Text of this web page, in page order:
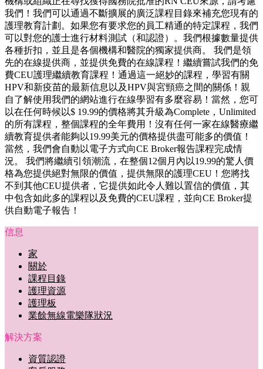
我們！我們可以通過不斷擴展的廣泛課程目錄來補充您現有的
護理教育計劃。如果您有要求您的員工精通的特定課程，我們
可以對您的護士進行材料測試（和認證）。我們根據數量提供
各種折扣，並且是各個機構和醫院的獨家提供商。 我們是領
先的在線提供商，並提供免費的在線課程！繼續嘗試我們的免
費CEU護理繼續教育課程！通過這一絕妙的課程，學習有關
HPV和新疫苗的最新信息以及HPV與宮頸癌之間的關係！親
自了解使用我們的網站進行在線學習有多麼容易！當然，您可
以在任何時候以$ 19.99的價格將其升級為Complete，Unlimited
的所有課程，整個課程的全年費用！沒有任何一家在線醫療繼
續教育提供者能夠以19.99美元的價格提供盡可能多的價值！
當然，我們會自動以電子方式向CE Broker報告課程完成情
況。 我們將繼續引領潮流，在整個12個月內以19.99的驚人價
格為您提供絕對無限的價值，提供無限的護理CEU！您將找
不到其他CEU提供者，它提供如此令人難以置信的價值，其
中包含如此多的課程以及免費的CEU課程，並向CE Broker提
供自動電子報告！
信息
家
關於
課程目錄
護理資源
護理板
業餘無線電樂隊狀況
解決方案
資質認證